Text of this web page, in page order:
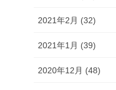
2021年2月 (32)
2021年1月 (39)
2020年12月 (48)